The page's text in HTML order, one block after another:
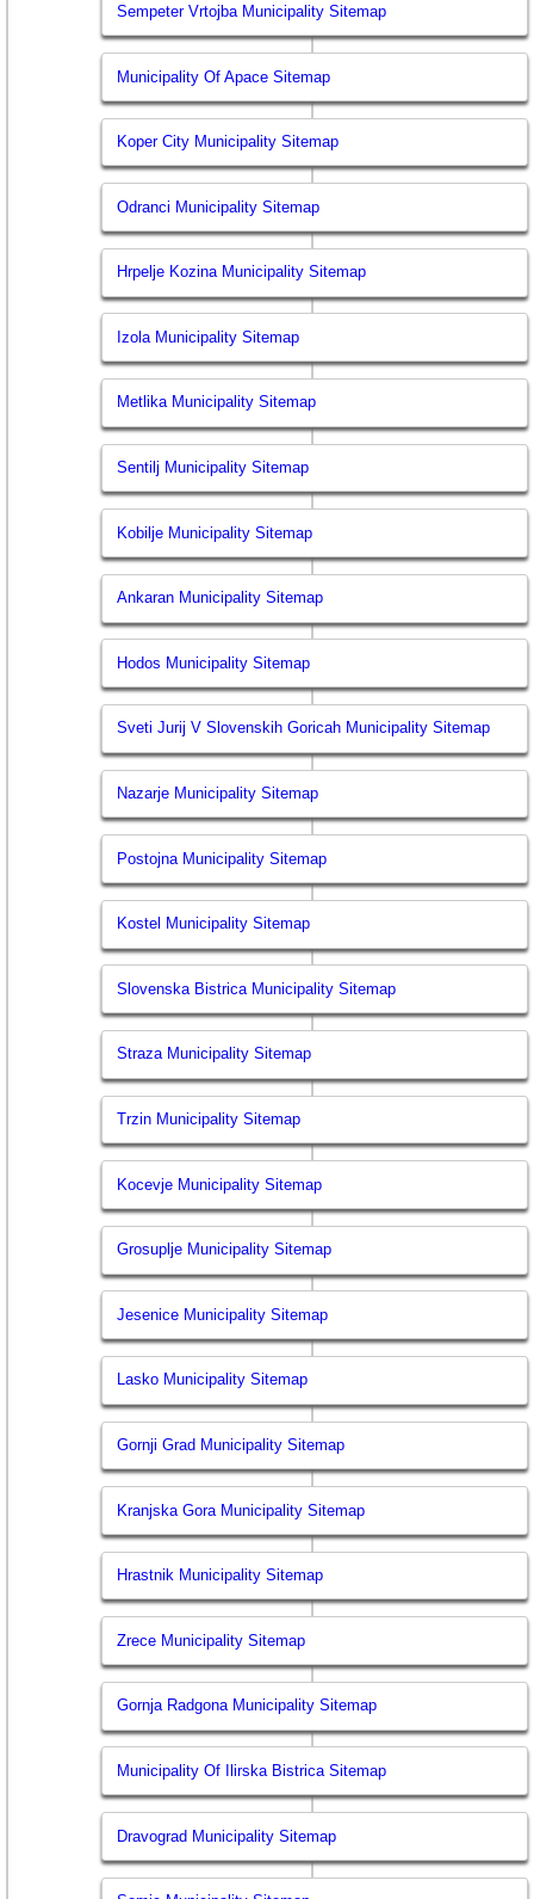
Sempeter Vrtojba Municipality Sitemap
Municipality Of Apace Sitemap
Koper City Municipality Sitemap
Odranci Municipality Sitemap
Hrpelje Kozina Municipality Sitemap
Izola Municipality Sitemap
Metlika Municipality Sitemap
Sentilj Municipality Sitemap
Kobilje Municipality Sitemap
Ankaran Municipality Sitemap
Hodos Municipality Sitemap
Sveti Jurij V Slovenskih Goricah Municipality Sitemap
Nazarje Municipality Sitemap
Postojna Municipality Sitemap
Kostel Municipality Sitemap
Slovenska Bistrica Municipality Sitemap
Straza Municipality Sitemap
Trzin Municipality Sitemap
Kocevje Municipality Sitemap
Grosuplje Municipality Sitemap
Jesenice Municipality Sitemap
Lasko Municipality Sitemap
Gornji Grad Municipality Sitemap
Kranjska Gora Municipality Sitemap
Hrastnik Municipality Sitemap
Zrece Municipality Sitemap
Gornja Radgona Municipality Sitemap
Municipality Of Ilirska Bistrica Sitemap
Dravograd Municipality Sitemap